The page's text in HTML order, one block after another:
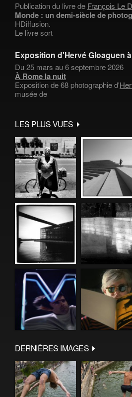
Publication du livre de François Le
Monde : un demi-siècle de
HDiffusion.
Le livre sort
Exposition d'Hervé Gloaguen
Du 25 mars au 6 septembre 2026
À Rome la nuit
Exposition de 68 photographie d'
musée de
LES PLUS VUES
DERNIÈRES IMAGES